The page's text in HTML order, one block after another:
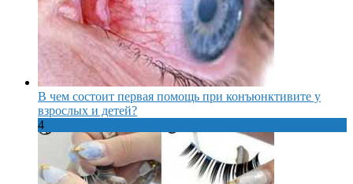
В чем состоит первая помощь при конъюнктивите у
взрослых и детей?
4